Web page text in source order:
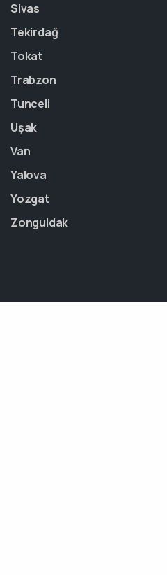
Sivas
Tekirdağ
Tokat
Trabzon
Tunceli
Uşak
Van
Yalova
Yozgat
Zonguldak